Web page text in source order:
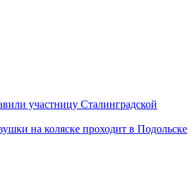
участницу Сталинградской
на коляске проходит в Подольске